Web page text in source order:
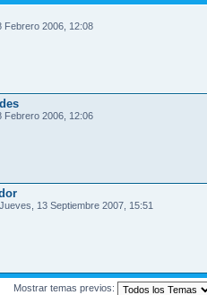
Febrero 2006, 12:08
Febrero 2006, 12:06
13 Septiembre 2007, 15:51
Mostrar temas previos: